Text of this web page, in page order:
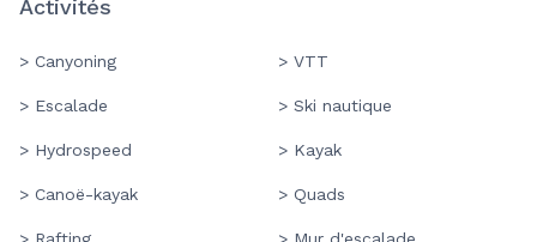
Activités
> Canyoning > VTT
> Escalade > Ski nautique
> Hydrospeed > Kayak
> Canoë-kayak > Quads